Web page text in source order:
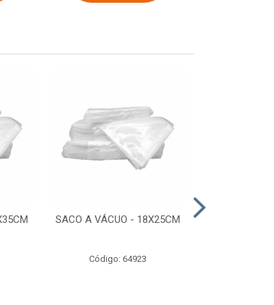
SACO A VÁCUO - 18X25CM
Código: 64923